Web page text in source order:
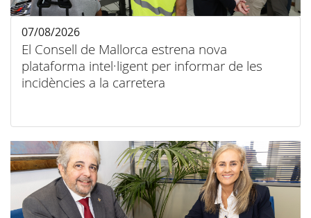
El Consell de Mallorca estrena nova
plataforma intel·ligent per informar de les
incidències a la carretera
07/08/2026